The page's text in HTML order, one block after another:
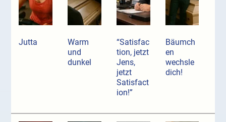
Jutta
Warm
und
dunkel
“Satisfac
tion, jetzt
Jens,
jetzt
Satisfact
ion!”
Bäumch
en
wechsle
dich!